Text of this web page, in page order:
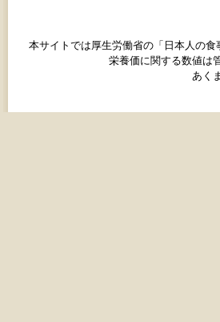
本サイトでは厚生労働省の「日本人の
栄養価に関する数値は
あく